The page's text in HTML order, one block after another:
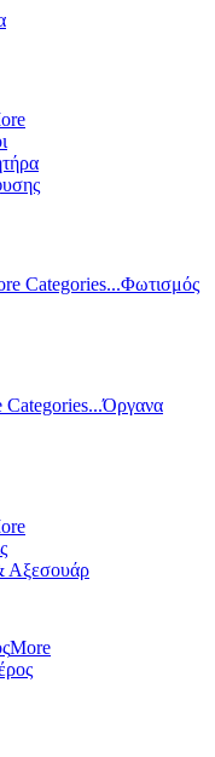
Categories...Φωτισμός
Categories...Όργανα
Αξεσουάρ
More